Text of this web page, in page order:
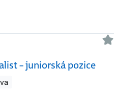
– juniorská pozice